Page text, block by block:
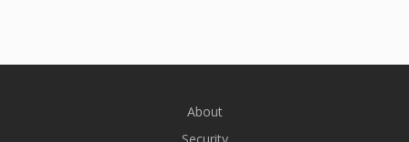
About